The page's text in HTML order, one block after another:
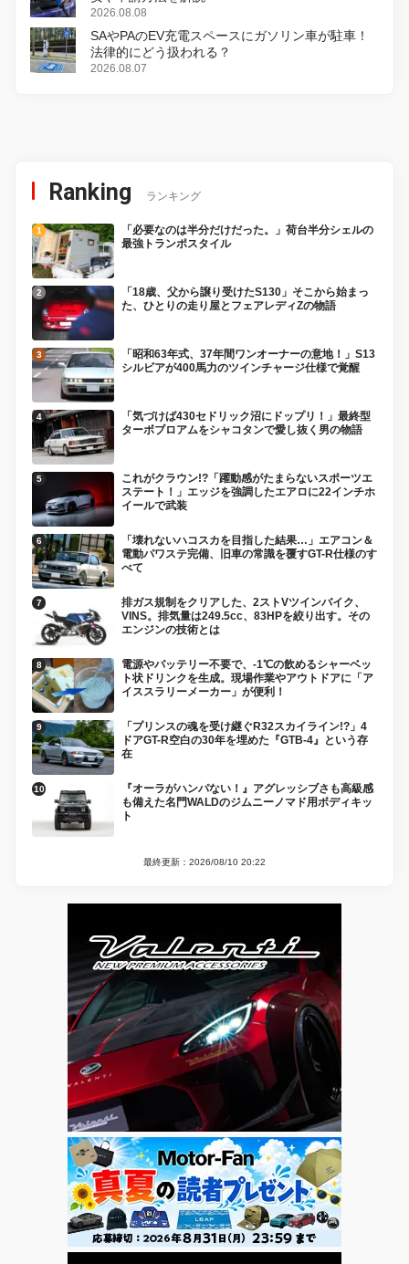
2026.08.08
SAやPAのEV充電スペースにガソリン車が駐車！
法律的にどう扱われる？
2026.08.07
Ranking ランキング
「必要なのは半分だけだった。」荷台半分シェルの
最強トランポスタイル
「18歳、父から譲り受けたS130」そこから始まっ
た、ひとりの走り屋とフェアレディZの物語
「昭和63年式、37年間ワンオーナーの意地！」S13
シルビアが400馬力のツインチャージ仕様で覚醒
「気づけば430セドリック沼にドップリ！」最終型
ターボブロアムをシャコタンで愛し抜く男の物語
これがクラウン!?「躍動感がたまらないスポーツエ
ステート！」エッジを強調したエアロに22インチホ
イールで武装
「壊れないハコスカを目指した結果…」エアコン＆
電動パワステ完備、旧車の常識を覆すGT-R仕様のす
べて
排ガス規制をクリアした、2ストVツインバイク、
VINS。排気量は249.5cc、83HPを絞り出す。その
エンジンの技術とは
電源やバッテリー不要で、-1℃の飲めるシャーベッ
ト状ドリンクを生成。現場作業やアウトドアに「ア
イススラリーメーカー」が便利！
「プリンスの魂を受け継ぐR32スカイライン!?」4
ドアGT-R空白の30年を埋めた『GTB-4』という存
在
『オーラがハンパない！』アグレッシブさも高級感
も備えた名門WALDのジムニーノマド用ボディキッ
ト
最終更新：2026/08/10 20:22